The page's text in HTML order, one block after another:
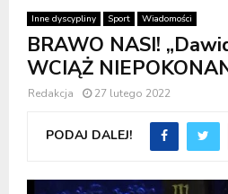
Inne dyscypliny Sport Wiadomości
BRAWO NASI!
WCIĄŻ
Redakcja 27 lutego 2022
PODAJ DALEJ!